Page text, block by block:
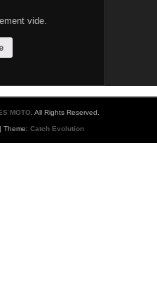
vide.
MOTO. All Rights Reserved.
| Theme: Catch Evolution